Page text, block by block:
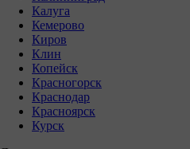
Калуга
Кемерово
Киров
Клин
Копейск
Красногорск
Краснодар
Красноярск
Курск